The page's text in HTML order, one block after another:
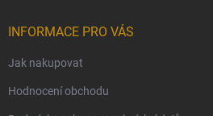
INFORMACE PRO VÁS
Jak nakupovat
Hodnocení obchodu